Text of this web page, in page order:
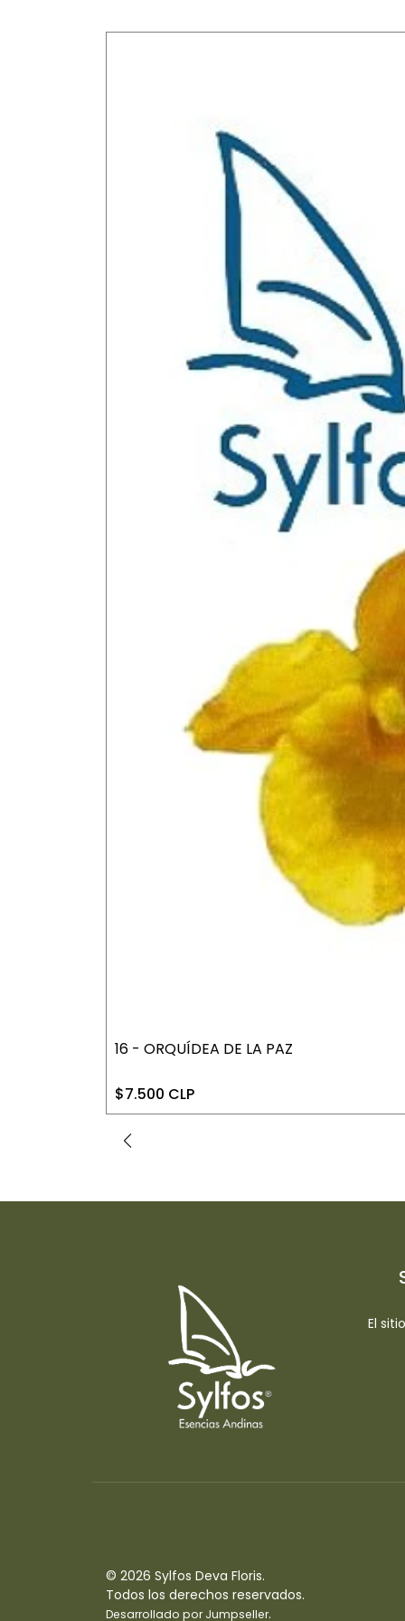
16 - ORQUÍDEA DE LA PAZ
$7.500 CLP
El
© 2026 Sylfos Deva Floris.
Todos los derechos reservados.
Desarrollado por Jumpseller.